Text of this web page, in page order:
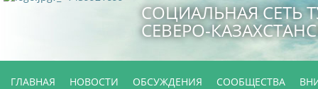
СОЦИАЛЬНАЯ СЕТЬ
СЕВЕРО-
ГЛАВНАЯ НОВОСТИ ОБСУЖДЕНИЯ СООБЩЕСТВА